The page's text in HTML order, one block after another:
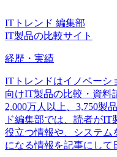
ITトレンド 編集部
IT製品の比較サイト
経歴・実績
ITトレンドはイノベーシ
向けIT製品の比較・資料
2,000万人以上、3,750製
ド編集部では、読者が
役立つ情報や、システム
になる情報を記事にして